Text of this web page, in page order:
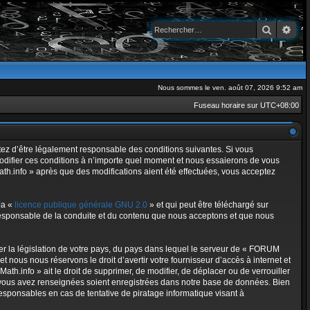
Nous sommes le ven. août 07, 2026 9:52 am
Fuseau horaire sur UTC+08:00
d’être légalement responsable des conditions suivantes. Si vous
ces conditions à n’importe quel moment et nous essaierons de vous
» après que des modifications aient été effectuées, vous acceptez
« licence publique générale GNU 2.0 » et qui peut être téléchargé sur
de la conduite et du contenu que nous acceptons et que nous
législation de votre pays, du pays dans lequel le serveur de « FORUM
nous réservons le droit d’avertir votre fournisseur d’accès à internet et
» ait le droit de supprimer, de modifier, de déplacer ou de verrouiller
avez renseignées soient enregistrées dans notre base de données. Bien
en cas de tentative de piratage informatique visant à